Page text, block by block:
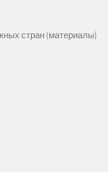
стран (материалы)